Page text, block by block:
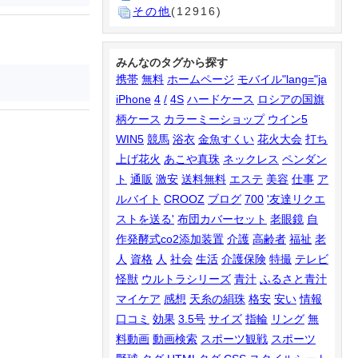
その他(12916)
みんなのタグから探す
携帯 無料 ホームページ モバイル"lang="ja
iPhone 4 / 4S ハードケース ロシアの国旗
柄ケース カラーミーショップ ウイン5
WIN5 競馬 浴衣 金魚すくい 花火大会 打ち
上げ花火 あこや真珠 ネックレス ペンダン
ト 通販 激安 送料無料 エステ 美容 仕事 ア
ルバイト CROOZ ブログ 700 '友達リクエ
ストを送る' 布団カバーセット 老眼鏡 自
作発酵式co2添加装置 介護 高齢者 福祉 老
人 資格 人 社会 生活 介護保険 特撮 テレビ
怪獣 ウルトラシリーズ 青汁 ふるさと青汁
マイケア 感想 天糸の絹珠 格安 安い 情報
口コミ 効果 3.5号 サイズ 指輪 リング 無
料動画 動画検索 スポーツ観戦 スポーツ